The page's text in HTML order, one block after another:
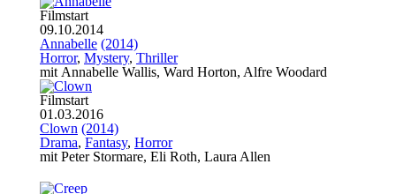
Filmstart
09.10.2014
Annabelle (2014)
Horror, Mystery, Thriller
mit Annabelle Wallis, Ward Horton, Alfre Woodard
Filmstart
01.03.2016
Clown (2014)
Drama, Fantasy, Horror
mit Peter Stormare, Eli Roth, Laura Allen